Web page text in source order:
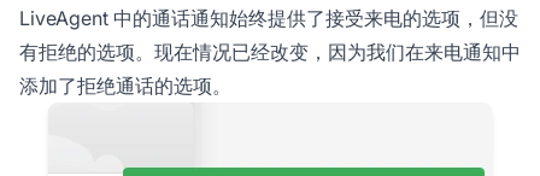
LiveAgent 中的通话通知始终提供了接受来电的选项，但没
有拒绝的选项。现在情况已经改变，因为我们在来电通知中
添加了拒绝通话的选项。